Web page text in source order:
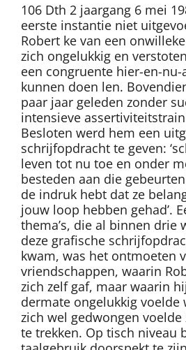
106 Dth 2 jaargang 6 mei
eerste instantie niet
Robert ke van een
zich ongelukkig en
een congruente hier-en-nu-
kunnen doen len.
paar jaar geleden zonder
intensieve
Besloten werd hem een
schrijfopdracht te geven:
leven tot nu toe en onder
besteden aan die
de indruk hebt dat ze
jouw loop hebben gehad’.
thema’s, die al binnen drie
deze grafische
kwam, was het ontmoeten
vriendschappen, waarin
zich zelf gaf, maar waarin
dermate ongelukkig voelde
zich wel gedwongen
te trekken. Op tisch niveau